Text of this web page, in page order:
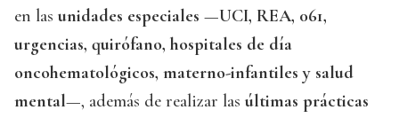
en las unidades especiales —UCI, REA, 061,
urgencias, quirófano, hospitales de día
oncohematológicos, materno-infantiles y salud
mental—, además de realizar las últimas prácticas